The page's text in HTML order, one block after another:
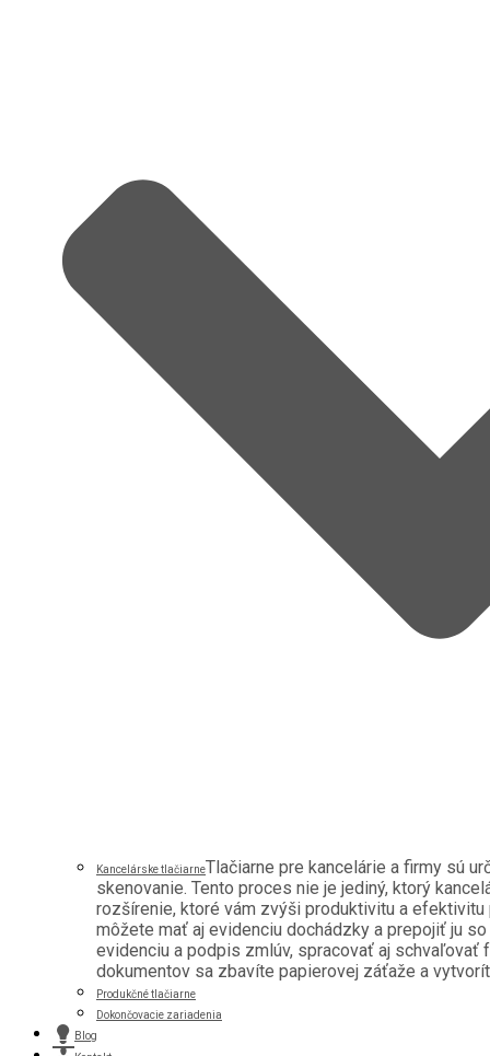
Kancelárske tlačiarneTlačiarne pre kancelárie a firmy sú
skenovanie. Tento proces nie je jediný, ktorý
rozšírenie, ktoré vám zvýši produktivitu a efektivitu
môžete mať aj evidenciu dochádzky a prepojiť ju
evidenciu a podpis zmlúv, spracovať aj schvaľovať
dokumentov sa zbavíte papierovej záťaže a
Produkčné tlačiarne
Dokončovacie zariadenia
Blog